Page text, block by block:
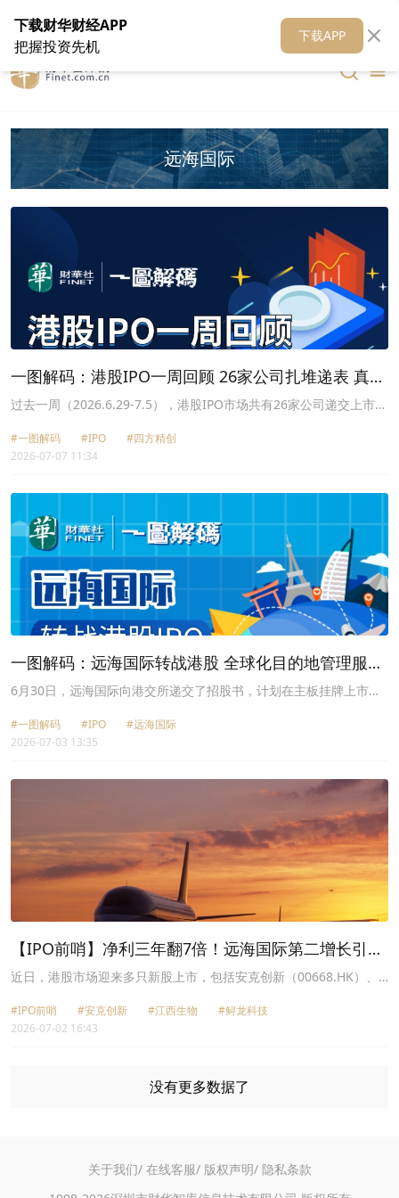
在线客服 关于我们 财华媒体矩阵 财华智库
远海国际
一图解码：港股IPO一周回顾 26家公司扎堆递表 真健
康医疗首挂涨逾159%
过去一周（2026.6.29-7.5），港股IPO市场共有26家公司递交上市申
（300468.SZ）等。
#一图解码 #IPO
#四方精创
2026-07-07 11:34
一图解码：远海国际转战港股 全球化目的地管理服务
商 年入超21亿
6月30日，远海国际向港交所递交了招股书，计划在主板挂牌上市；
#一图解码 #IPO
#远海国际
2026-07-03 13:35
【IPO前哨】净利三年翻7倍！远海国际第二增长引擎
却难当重任？
近日，港股市场迎来多只新股上市，包括安克创新（00668.HK）、
（03952.HK）等。
#IPO前哨 #安克创新 #江西生物
#鲟龙科技
2026-07-02 16:43
没有更多数据了
关于我们/ 在线客服/ 版权声明/ 隐私条款
下载财华财经APP
把握投资先机
下载APP